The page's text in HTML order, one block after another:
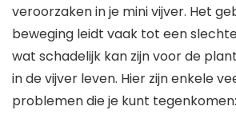
veroorzaken in je mini vijver. Het
beweging leidt vaak tot een
wat schadelijk kan zijn voor de
in de vijver leven. Hier zijn enkele
problemen die je kunt tegenkomen: